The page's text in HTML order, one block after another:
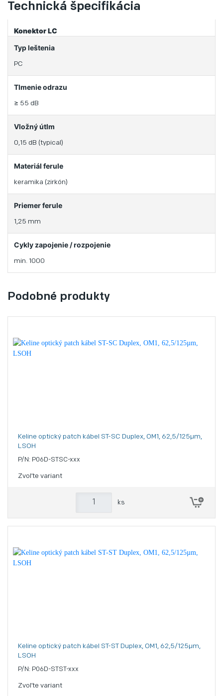
Technická špecifikácia
Konektor LC
Typ leštenia
PC
Tlmenie odrazu
≥ 55 dB
Vložný útlm
0,15 dB (typical)
Materiál ferule
keramika (zirkón)
Priemer ferule
1,25 mm
Cykly zapojenie / rozpojenie
min. 1000
Podobné produkty
Keline optický patch kábel ST-SC Duplex, OM1, 62,5/125µm,
LSOH
P/N: P06D-STSC-xxx
Zvoľte variant
ks
Keline optický patch kábel ST-ST Duplex, OM1, 62,5/125µm,
LSOH
P/N: P06D-STST-xxx
Zvoľte variant